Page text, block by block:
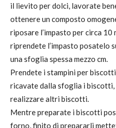
il lievito per dolci, lavorate
ottenere un composto
riposare l’impasto per circa
riprendete l’impasto posatelo
una sfoglia spessa mezzo cm.
Prendete i stampini per
ricavate dalla sfoglia i
realizzare altri biscotti.
Mentre preparate i biscotti
forno, finito di prepararli